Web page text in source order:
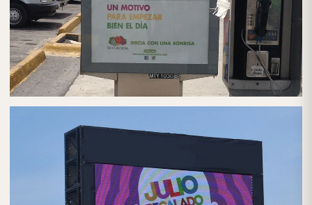
PUBLICIDAD EN MUPIS/PARABUSES